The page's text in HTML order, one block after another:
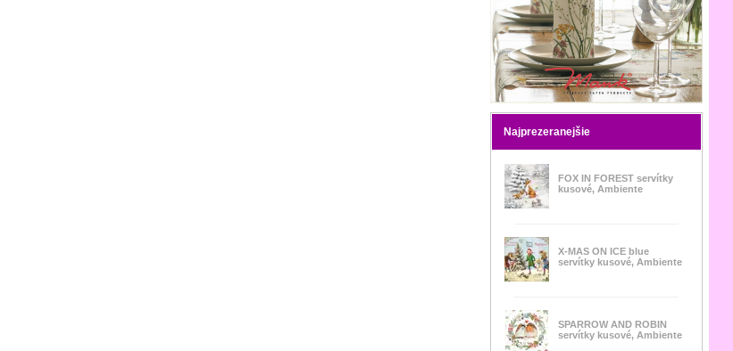
Najprezeranejšie
FOX IN FOREST servítky
kusové, Ambiente
X-MAS ON ICE blue
servítky kusové, Ambiente
SPARROW AND ROBIN
servítky kusové, Ambiente